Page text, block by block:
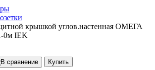
крышкой углов.настенная ОМЕГА
0м IEK
Купить